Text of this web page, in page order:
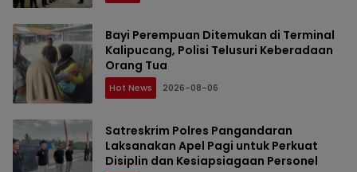
Bayi Perempuan Ditemukan di Terminal
Kalipucang, Polisi Telusuri Keberadaan
Orang Tua
Hot News 2026-08-06
Satreskrim Polres Pangandaran
Laksanakan Apel Pagi untuk Perkuat
Disiplin dan Kesiapsiagaan Personel